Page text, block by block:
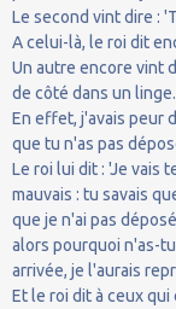
Le second vint dire :
A celui-là, le roi dit
Un autre encore vint
de côté dans un linge.
En effet, j'avais peur
que tu n'as pas
Le roi lui dit : 'Je vais
mauvais : tu savais
que je n'ai pas
alors pourquoi n'as-tu
arrivée, je l'aurais
Et le roi dit à ceux